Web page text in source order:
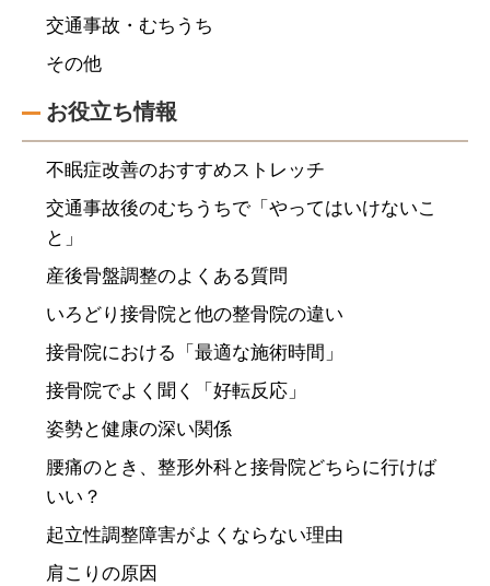
交通事故・むちうち
その他
お役立ち情報
不眠症改善のおすすめストレッチ
交通事故後のむちうちで「やってはいけないこ
と」
産後骨盤調整のよくある質問
いろどり接骨院と他の整骨院の違い
接骨院における「最適な施術時間」
接骨院でよく聞く「好転反応」
姿勢と健康の深い関係
腰痛のとき、整形外科と接骨院どちらに行けば
いい？
起立性調整障害がよくならない理由
肩こりの原因